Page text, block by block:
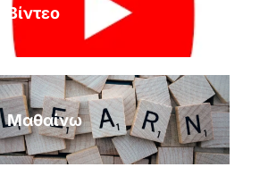
Βίντεο
Μαθαίνω